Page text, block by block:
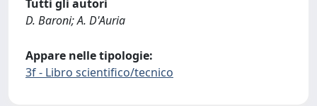
Tutti gli autori
D. Baroni; A. D'Auria
Appare nelle tipologie:
3f - Libro scientifico/tecnico